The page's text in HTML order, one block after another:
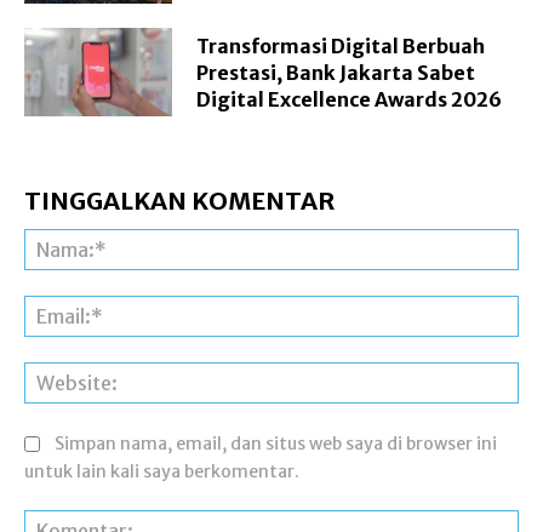
Transformasi Digital Berbuah
Prestasi, Bank Jakarta Sabet
Digital Excellence Awards 2026
TINGGALKAN KOMENTAR
Simpan nama, email, dan situs web saya di browser ini
untuk lain kali saya berkomentar.